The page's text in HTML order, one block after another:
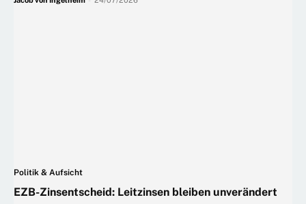
Politik & Aufsicht
EZB-Zinsentscheid: Leitzinsen bleiben unverändert